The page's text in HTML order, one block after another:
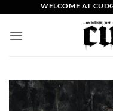
Inhalt
springen
WELCOME AT